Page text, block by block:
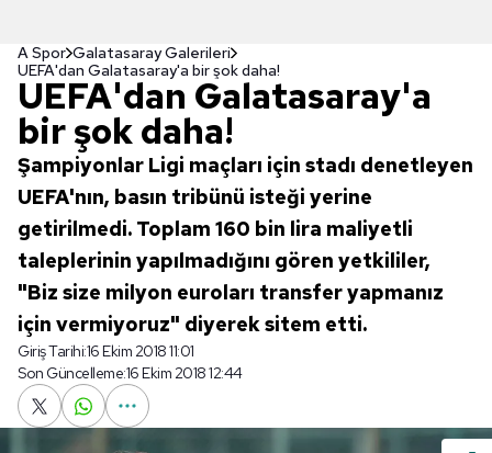
A Spor Galatasaray Galerileri
UEFA'dan Galatasaray'a bir şok daha!
UEFA'dan Galatasaray'a
bir şok daha!
Şampiyonlar Ligi maçları için stadı denetleyen
UEFA'nın, basın tribünü isteği yerine
getirilmedi. Toplam 160 bin lira maliyetli
taleplerinin yapılmadığını gören yetkililer,
"Biz size milyon euroları transfer yapmanız
için vermiyoruz" diyerek sitem etti.
Giriş Tarihi:16 Ekim 2018 11:01
Son Güncelleme:16 Ekim 2018 12:44